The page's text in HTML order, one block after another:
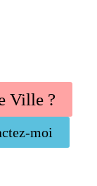
Ville ?
moi